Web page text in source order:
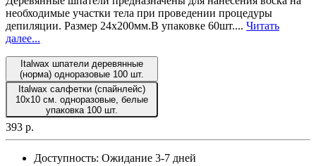
необходимые участки тела при проведении процедуры
депиляции. Размер 24х200мм.В упаковке 60шт.... Читать
далее...
Italwax шпатели деревянные
(норма) одноразовые 100 шт.
Italwax салфетки (спайнлейс)
10x10 см. одноразовые, белые
упаковка 100 шт.
393 р.
Доступность: Ожидание 3-7 дней